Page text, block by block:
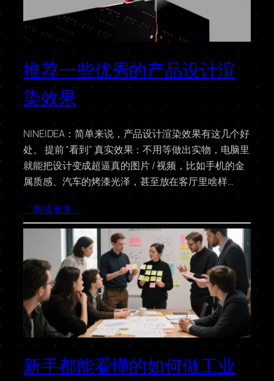
推荐一些优秀的产品设计渲
染效果
NINEIDEA：简单来说，产品设计渲染效果有这几个好
处。 提前 “看到” 真实效果：不用等做出实物，电脑里
就能把设计变成超逼真的图片 / 视频，比如手机的金
属质感、汽车的烤漆光泽，甚至放在客厅里啥样…
「阅读更多」
新手都能看懂的如何做工业